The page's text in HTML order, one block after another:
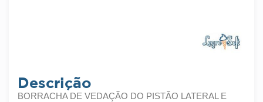
Descrição
BORRACHA DE VEDAÇÃO DO PISTÃO LATERAL E